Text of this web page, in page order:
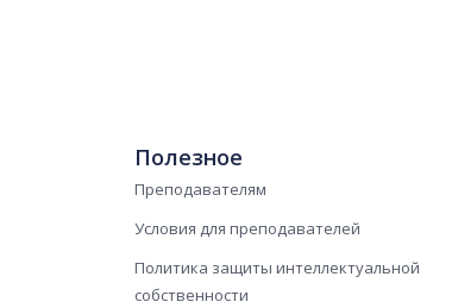
Полезное
Преподавателям
Условия для преподавателей
Политика защиты интеллектуальной
собственности